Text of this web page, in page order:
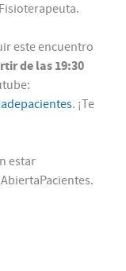
este encuentro
de las 19:30
. ¡Te
estar